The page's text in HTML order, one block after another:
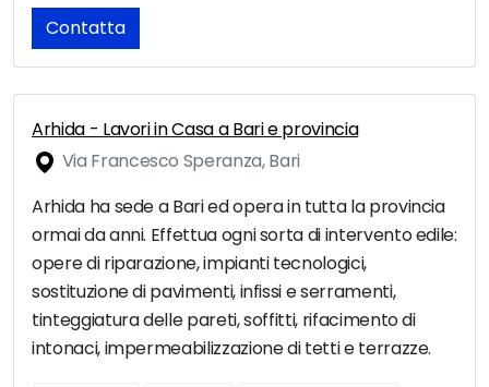
Contatta
Arhida - Lavori in Casa a Bari e provincia
Via Francesco Speranza, Bari
Arhida ha sede a Bari ed opera in tutta la provincia
ormai da anni. Effettua ogni sorta di intervento edile:
opere di riparazione, impianti tecnologici,
sostituzione di pavimenti, infissi e serramenti,
tinteggiatura delle pareti, soffitti, rifacimento di
intonaci, impermeabilizzazione di tetti e terrazze.